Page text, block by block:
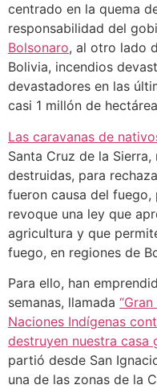
centrado en la quema
responsabilidad del
Bolsonaro, al otro lado
Bolivia, incendios
devastadores en las
casi 1 millón de
Las caravanas de
Santa Cruz de la
destruidas, para
fueron causa del
revoque una ley que
agricultura y que
fuego, en regiones de
Para ello, han
semanas, llamada
Naciones Indígenas
destruyen nuestra casa
partió desde San
una de las zonas de la